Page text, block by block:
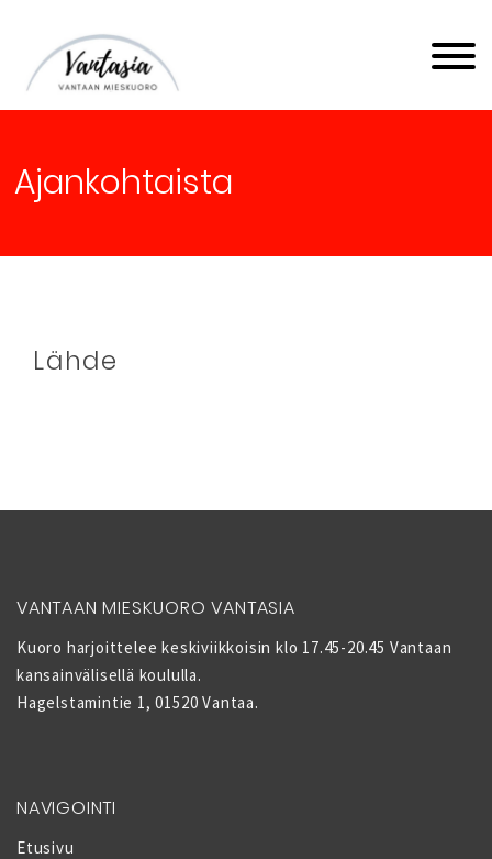
Vantaan Mieskuoro
Ajankohtaista
Lähde
VANTAAN MIESKUORO VANTASIA
Kuoro harjoittelee keskiviikkoisin klo 17.45-20.45 Vantaan
kansainvälisellä koululla.
Hagelstamintie 1, 01520 Vantaa.
NAVIGOINTI
Etusivu